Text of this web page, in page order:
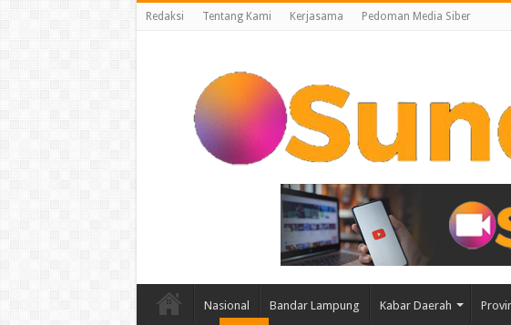
Redaksi Tentang Kami Kerjasama Pedoman Media Siber
Nasional Bandar Lampung Kabar Daerah